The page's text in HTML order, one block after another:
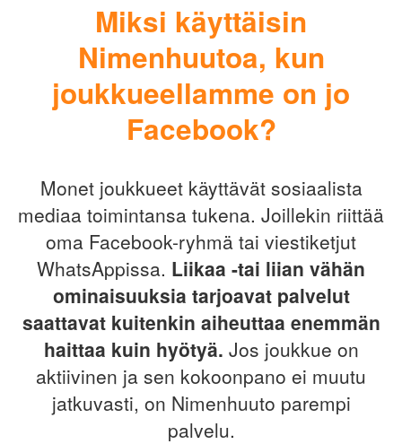
Miksi käyttäisin
Nimenhuutoa, kun
joukkueellamme on jo
Facebook?
Monet joukkueet käyttävät sosiaalista
mediaa toimintansa tukena. Joillekin riittää
oma Facebook-ryhmä tai viestiketjut
WhatsAppissa. Liikaa -tai liian vähän
ominaisuuksia tarjoavat palvelut
saattavat kuitenkin aiheuttaa enemmän
haittaa kuin hyötyä. Jos joukkue on
aktiivinen ja sen kokoonpano ei muutu
jatkuvasti, on Nimenhuuto parempi
palvelu.